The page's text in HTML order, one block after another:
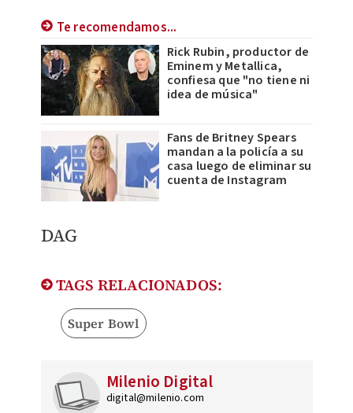
Te recomendamos...
Rick Rubin, productor de
Eminem y Metallica,
confiesa que "no tiene ni
idea de música"
Fans de Britney Spears
mandan a la policía a su
casa luego de eliminar su
cuenta de Instagram
DAG
TAGS RELACIONADOS:
Super Bowl
Milenio Digital
digital@milenio.com